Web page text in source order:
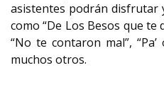
asistentes podrán disfrutar
como “De Los Besos que te
“No te contaron mal”,
muchos otros.